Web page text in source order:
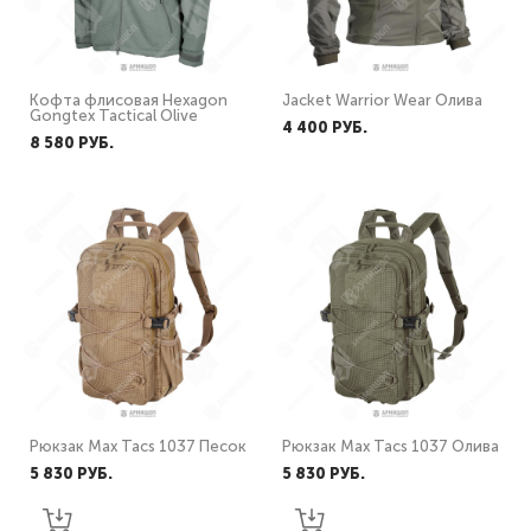
Кофта флисовая Hexagon
Gongtex Tactical Olive
8 580 PУБ.
Jacket Warrior Wear Олива
4 400 PУБ.
Рюкзак Max Tacs 1037 Песок
5 830 PУБ.
Рюкзак Max Tacs 1037 Олива
5 830 PУБ.